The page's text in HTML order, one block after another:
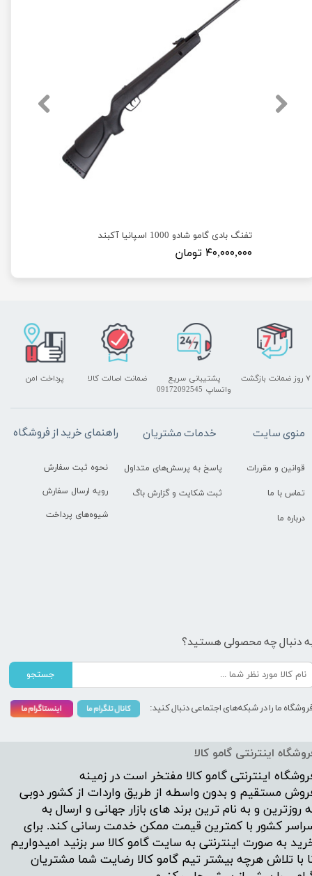
تفنگ بادی گامو شادو 1000 اسپانیا آکبند
۴۰,۰۰۰,۰۰۰ تومان
اینترنتی گامو کالا
اینترنتی گامو کالا مفتخر است در زمینه
مستقیم و بدون واسطه از طریق واردات از کشور دوبی
روزترین و به نام ترین برند های بازار جهانی و ارسال به
کشور با کمترین قیمت ممکن خدمت رسانی کند. برای
به صورت اینترنتی به سایت گامو کالا سر بزنید امیدواریم
با تلاش هرچه بیشتر تیم گامو کالا رضایت شما مشتریان
پشتیبانی سریع
واتساپ 09172092545
پرداخت امن ۷ روز ضمانت بازگشت ضمانت اصالت کالا
راهنمای خرید از فروشگاه
نحوه ثبت سفارش
رویه ارسال سفارش
شیوه‌های پرداخت
خدمات مشتریان
پاسخ به پرسش‌های متداول
ثبت شکایت و گزارش باگ
منوی سایت
قوانین و مقررات
تماس با ما
درباره ما
دنبال چه محصولی هستید؟
جستجو
ما را در شبکه‌های اجتماعی دنبال کنید: